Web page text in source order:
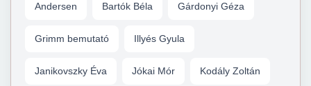
Andersen Bartók Béla Gárdonyi Géza
Grimm bemutató Illyés Gyula
Janikovszky Éva Jókai Mór Kodály Zoltán